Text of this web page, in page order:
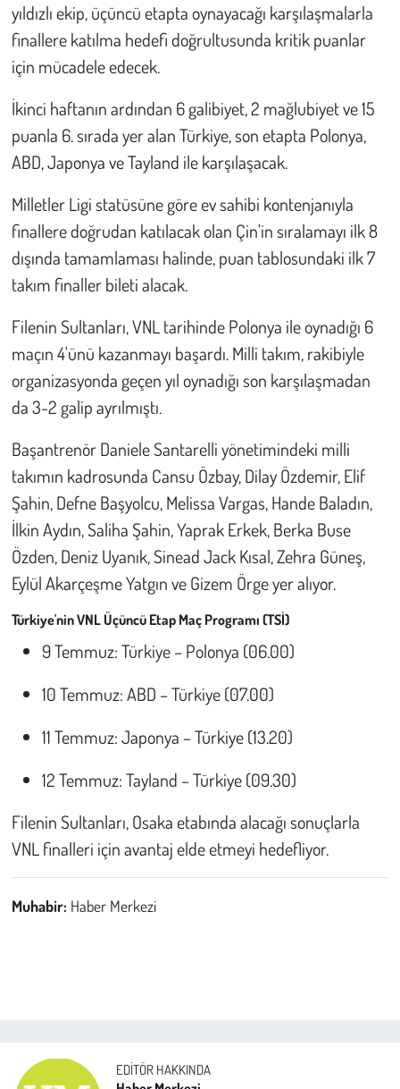
yıldızlı ekip, üçüncü etapta oynayacağı karşılaşmalarla
finallere katılma hedefi doğrultusunda kritik puanlar
için mücadele edecek.
İkinci haftanın ardından 6 galibiyet, 2 mağlubiyet ve 15
puanla 6. sırada yer alan Türkiye, son etapta Polonya,
ABD, Japonya ve Tayland ile karşılaşacak.
Milletler Ligi statüsüne göre ev sahibi kontenjanıyla
finallere doğrudan katılacak olan Çin'in sıralamayı ilk 8
dışında tamamlaması halinde, puan tablosundaki ilk 7
takım finaller bileti alacak.
Filenin Sultanları, VNL tarihinde Polonya ile oynadığı 6
maçın 4'ünü kazanmayı başardı. Milli takım, rakibiyle
organizasyonda geçen yıl oynadığı son karşılaşmadan
da 3-2 galip ayrılmıştı.
Başantrenör Daniele Santarelli yönetimindeki milli
takımın kadrosunda Cansu Özbay, Dilay Özdemir, Elif
Şahin, Defne Başyolcu, Melissa Vargas, Hande Baladın,
İlkin Aydın, Saliha Şahin, Yaprak Erkek, Berka Buse
Özden, Deniz Uyanık, Sinead Jack Kısal, Zehra Güneş,
Eylül Akarçeşme Yatgın ve Gizem Örge yer alıyor.
Türkiye'nin VNL Üçüncü Etap Maç Programı (TSİ)
9 Temmuz: Türkiye – Polonya (06.00)
10 Temmuz: ABD – Türkiye (07.00)
11 Temmuz: Japonya – Türkiye (13.20)
12 Temmuz: Tayland – Türkiye (09.30)
Filenin Sultanları, Osaka etabında alacağı sonuçlarla
VNL finalleri için avantaj elde etmeyi hedefliyor.
Muhabir: Haber Merkezi
EDITÖR HAKKINDA
Günün İçinden
Vefat İlanları
Tarih
Hukuk
Tarım
Son Dakika
Kent
Eğlence